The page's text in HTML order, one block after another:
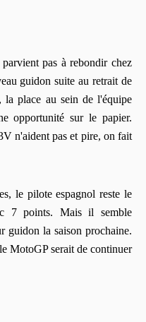
pas à rebondir chez
guidon suite au retrait de
place au sein de l'équipe
opportunité sur le papier.
n'aident pas et pire, on fait
le pilote espagnol reste le
7 points. Mais il semble
la saison prochaine.
MotoGP serait de continuer